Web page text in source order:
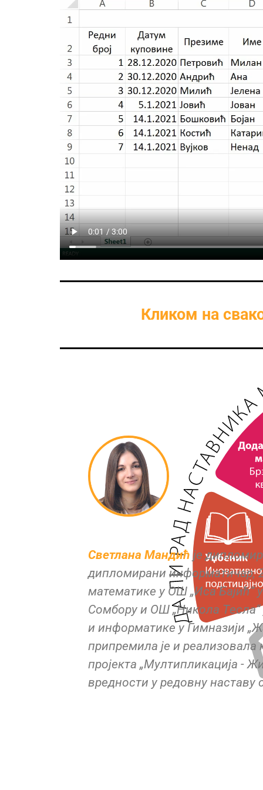
Кликом на
Светлана Мандић је
дипломирани информатичар,
математике у ОШ „Иса Бајић“
Сомбору и ОШ „Никола Тeсла“
и информатикe у Гимназији
припремила је и реализовала
пројекта „Мултипликација -
вредности у редовну наставу